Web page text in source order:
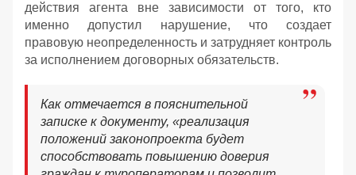
действия агента вне зависимости от того, кто
именно допустил нарушение, что создает
правовую неопределенность и затрудняет контроль
за исполнением договорных обязательств.
Как отмечается в пояснительной
записке к документу, «реализация
положений законопроекта будет
способствовать повышению доверия